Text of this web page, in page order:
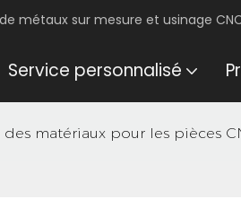
métaux sur mesure et usinage
Service personnalisé
des matériaux pour les pièces